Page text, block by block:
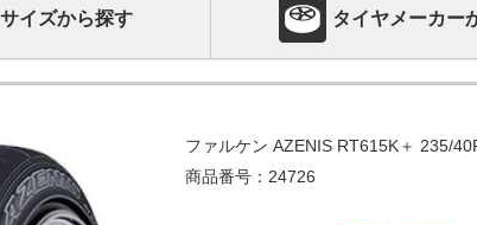
イズから探す タイヤメーカー
ファルケン AZENIS RT615K＋ 235/
商品番号： 24726